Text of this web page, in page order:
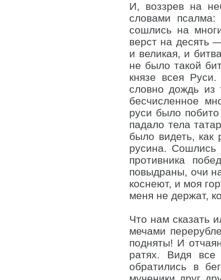
И, воззрев на
словами
сошлись на
верст на десять
и великая, и
не было такой
князе всея
словно дождь из
бесчисленное
руси было
падало тела
было видеть, как
русина. Сошлись
противника
повыдраны, очи
коснеют, и моя
меня не держат,
Что нам сказать
мечами
подняты! И
ратях. Видя
обратились в